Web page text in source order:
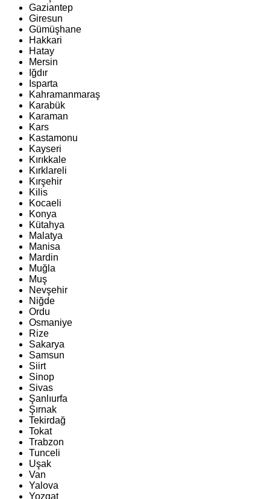
Gaziantep
Giresun
Gümüşhane
Hakkari
Hatay
Mersin
Iğdır
Isparta
Kahramanmaraş
Karabük
Karaman
Kars
Kastamonu
Kayseri
Kırıkkale
Kırklareli
Kırşehir
Kilis
Kocaeli
Konya
Kütahya
Malatya
Manisa
Mardin
Muğla
Muş
Nevşehir
Niğde
Ordu
Osmaniye
Rize
Sakarya
Samsun
Siirt
Sinop
Sivas
Şanlıurfa
Şırnak
Tekirdağ
Tokat
Trabzon
Tunceli
Uşak
Van
Yalova
Yozgat